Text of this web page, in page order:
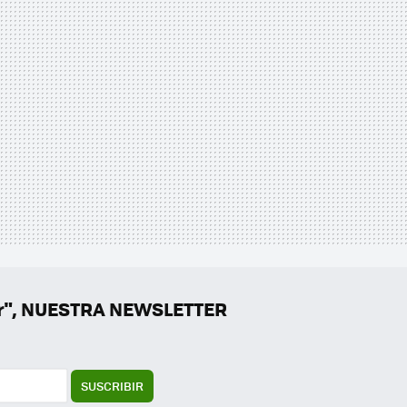
NEWSLETTER
SUSCRIBIR